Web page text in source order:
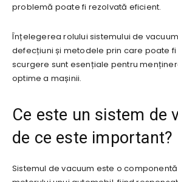
problemă poate fi rezolvată eficient.
Înțelegerea rolului sistemului de
defecțiuni și metodele prin care poate
scurgere sunt esențiale pentru
optime a mașinii.
Ce este un sistem de
de ce este important?
Sistemul de vacuum este o